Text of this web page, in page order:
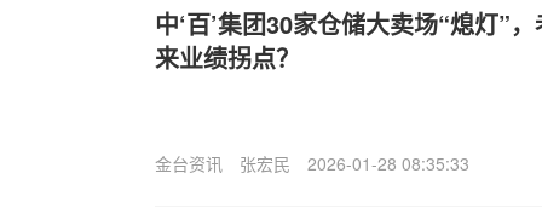
中‘百’集团30家仓储大卖场“熄灯”
来业绩拐点？
金台资讯 张宏民 2026-01-28 08:35:33